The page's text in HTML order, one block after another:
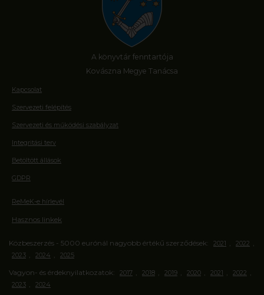
A könyvtár fenntartója
Kovászna Megye Tanácsa
Kapcsolat
Szervezeti felépítés
Szervezeti és működési szabályzat
Integritási terv
Betöltött állások
GDPR
ReMeK-e hírlevél
Hasznos linkek
Közbeszerzés - 5000 eurónál nagyobb értékű szerződések: 2021 , 2022 ,
2023 , 2024 , 2025
Vagyon- és érdeknyilatkozatok: 2017 , 2018 , 2019 , 2020 , 2021 , 2022 ,
2023 , 2024